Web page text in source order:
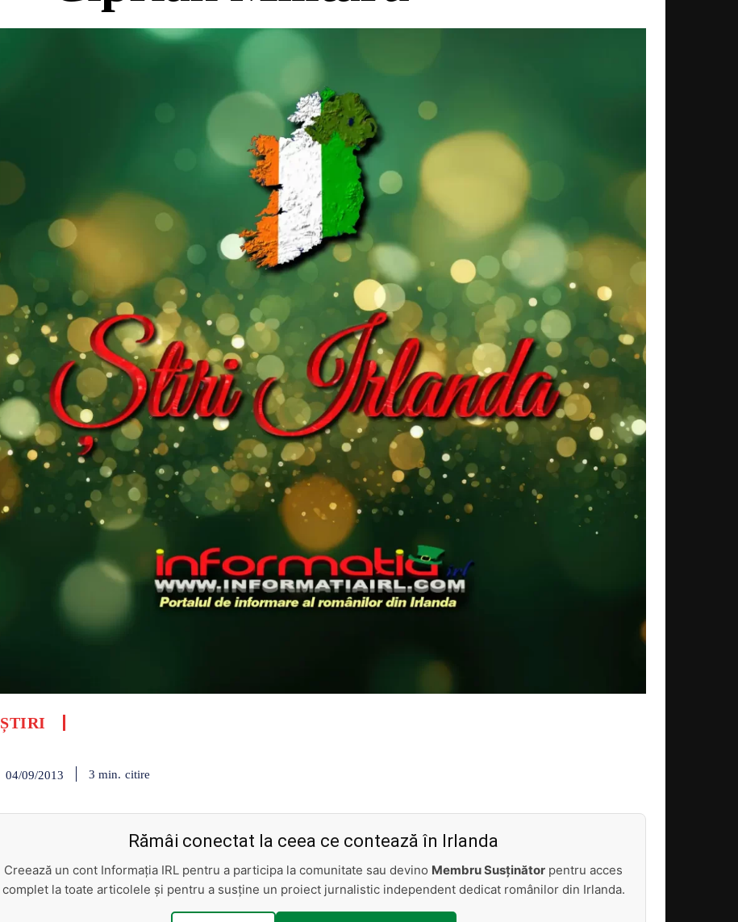
ȘTIRI
04/09/2013 3 min. citire
Rămâi conectat la ceea ce contează în Irlanda
Creează un cont Informația IRL pentru a participa la comunitate sau devino Membru Susținător pentru acces
complet la toate articolele și pentru a susține un proiect jurnalistic independent dedicat românilor din Irlanda.